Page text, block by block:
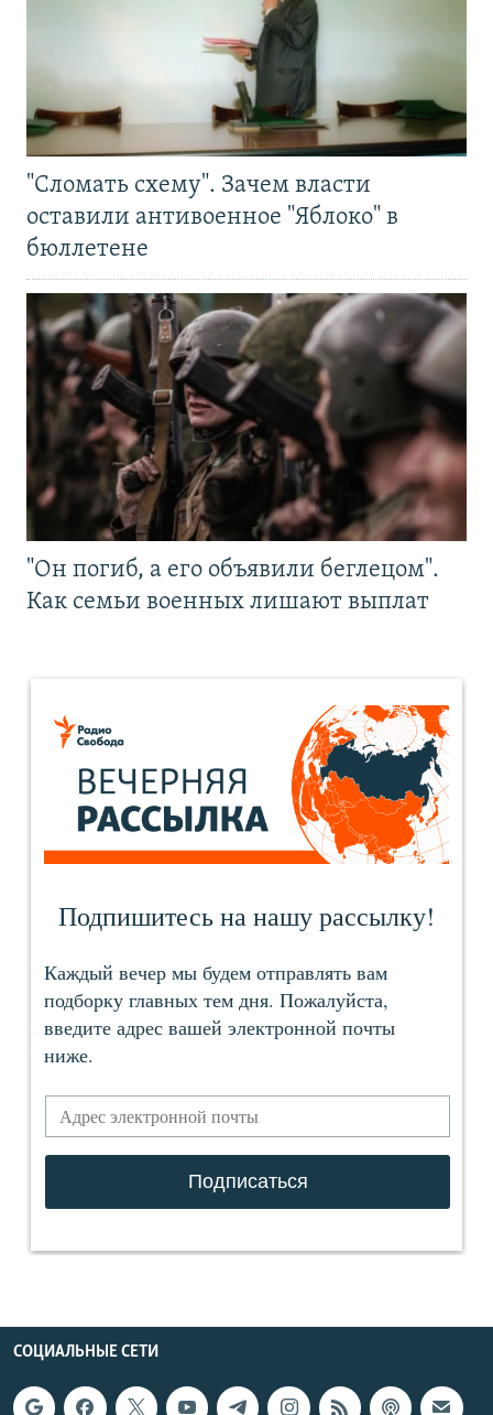
"Сломать схему". Зачем власти
оставили антивоенное "Яблоко" в
бюллетене
"Он погиб, а его объявили беглецом".
Как семьи военных лишают выплат
СОЦИАЛЬНЫЕ СЕТИ